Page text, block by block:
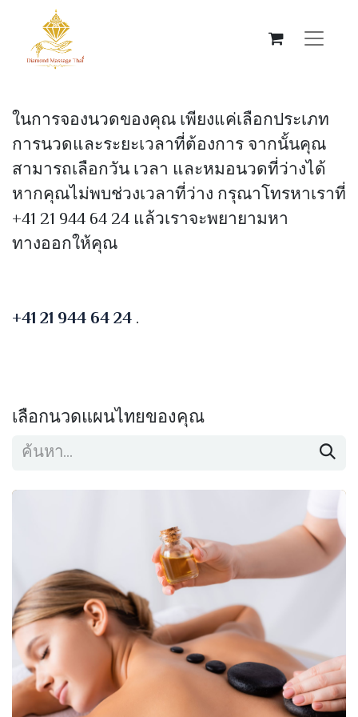
ในการจองนวดของคุณ เพียงแค่เลือกประเภท
การนวดและระยะเวลาที่ต้องการ จากนั้นคุณ
สามารถเลือกวัน เวลา และหมอนวดที่ว่างได้
หากคุณไม่พบช่วงเวลาที่ว่าง กรุณาโทรหาเราที่
+41 21 944 64 24 แล้วเราจะพยายามหา
ทางออกให้คุณ
+41 21 944 64 24.
เลือกนวดแผนไทยของคุณ